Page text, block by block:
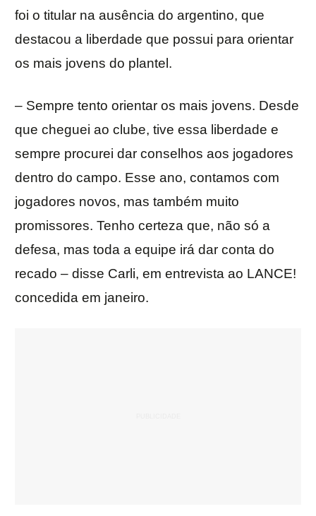
foi o titular na ausência do argentino, que
destacou a liberdade que possui para orientar
os mais jovens do plantel.
– Sempre tento orientar os mais jovens. Desde
que cheguei ao clube, tive essa liberdade e
sempre procurei dar conselhos aos jogadores
dentro do campo. Esse ano, contamos com
jogadores novos, mas também muito
promissores. Tenho certeza que, não só a
defesa, mas toda a equipe irá dar conta do
recado – disse Carli, em entrevista ao LANCE!
concedida em janeiro.